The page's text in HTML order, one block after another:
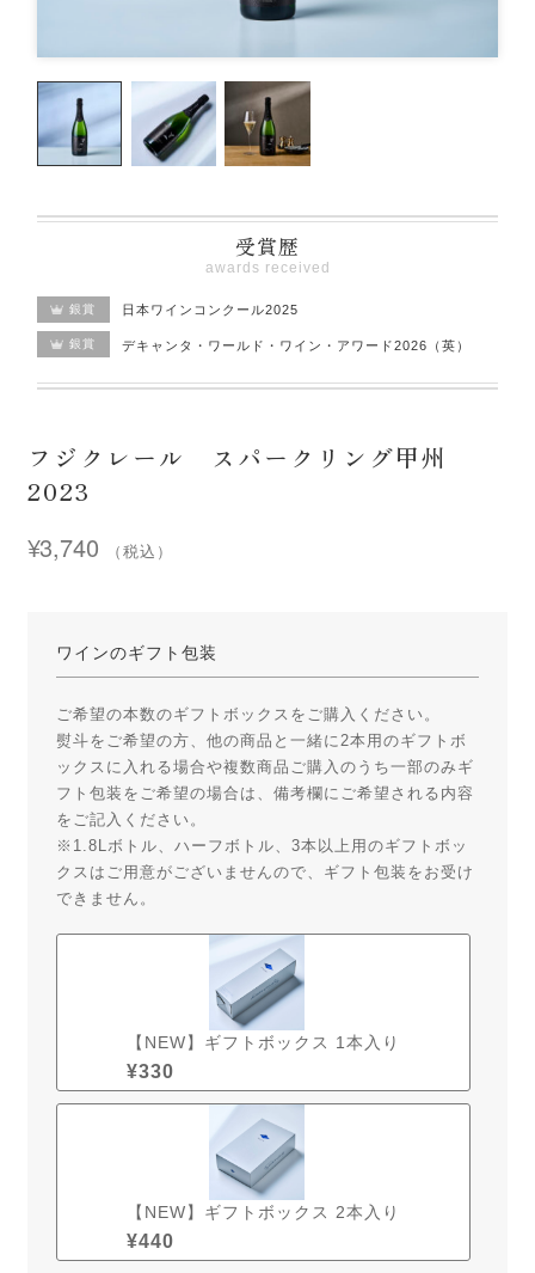
受賞歴
awards received
銀賞 日本ワインコンクール2025
銀賞 デキャンタ・ワールド・ワイン・アワード2026（英）
フジクレール スパークリング甲州
2023
¥3,740 （税込）
ワインのギフト包装
ご希望の本数のギフトボックスをご購入ください。
熨斗をご希望の方、他の商品と一緒に2本用のギフトボ
ックスに入れる場合や複数商品ご購入のうち一部のみギ
フト包装をご希望の場合は、備考欄にご希望される内容
をご記入ください。
※1.8Lボトル、ハーフボトル、3本以上用のギフトボッ
クスはご用意がございませんので、ギフト包装をお受け
できません。
【NEW】ギフトボックス 1本入り
¥330
【NEW】ギフトボックス 2本入り
¥440